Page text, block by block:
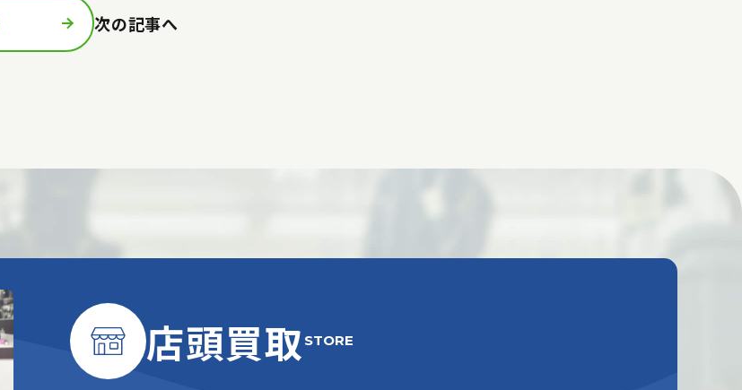
次の記事へ
店頭買取 STORE